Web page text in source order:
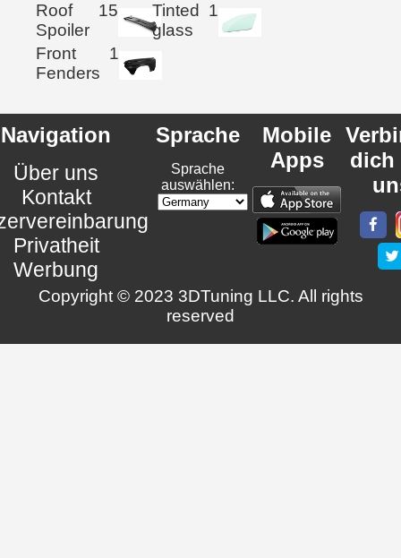
Roof
Spoiler
15
Tinted
glass
1
Front
Fenders
1
Navigation
Über uns
Kontakt
Privatheit
Werbung
Sprache
Sprache
auswählen:
Mobile
Apps
dich
Copyright © 2023 3DTuning LLC. All rights
reserved